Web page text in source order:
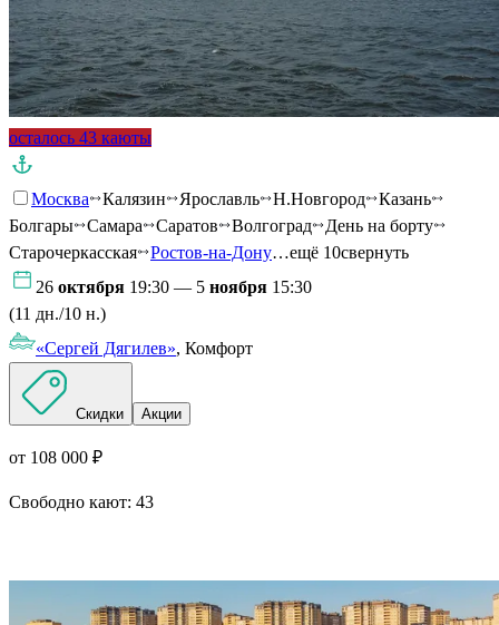
осталось 43 каюты
Москва Калязин Ярославль Н.Новгород
Казань
Болгары
Самара Саратов Волгоград
День на борту
Старочеркасская
Ростов-на-Дону…ещё 10свернуть
26 октября 19:30 — 5 ноября 15:30
(11 дн./10 н.)
«Сергей Дягилев», Комфорт
Скидки Акции
от 108 000 ₽
Свободно кают: 43